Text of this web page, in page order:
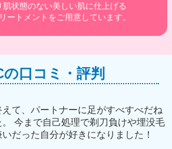
肌状態のない美しい肌に仕上げる
ートメントをご用意しています。
の口コミ・評判
て、パートナーに足がすべすべだね
今まで自己処理で剃刀負けや埋没毛
だった自分が好きになりました！